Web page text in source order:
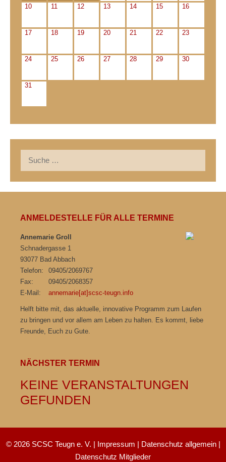
10 11 12 13 14 15 16
17 18 19 20 21 22 23
24 25 26 27 28 29 30
31
nach:
ANMELDESTELLE FÜR ALLE TERMINE
Annemarie Groll
Schnadergasse 1
93077 Bad Abbach
Telefon:
09405/2069767
Fax:
09405/2068357
E-Mail:
annemarie[at]scsc-teugn.info
Helft bitte mit, das aktuelle, innovative Programm zum Laufen
zu bringen und vor allem am Leben zu halten. Es kommt, liebe
Freunde, Euch zu Gute.
NÄCHSTER TERMIN
KEINE VERANSTALTUNGEN
GEFUNDEN
© 2026 SCSC Teugn e. V. | Impressum | Datenschutz allgemein|
Datenschutz Mitglieder